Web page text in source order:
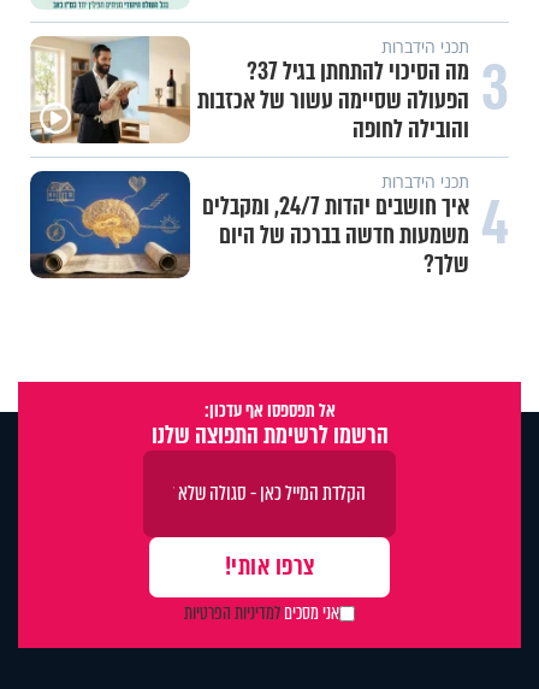
3 תכני הידברות
מה הסיכוי להתחתן בגיל 37?
הפעולה שסיימה עשור של אכזבות
והובילה לחופה
4 תכני הידברות
איך חושבים יהדות 24/7, ומקבלים
משמעות חדשה בברכה של היום
שלך?
אל תפספסו אף עדכון:
הרשמו לרשימת התפוצה שלנו
אני מסכיםלמדיניות הפרטיות